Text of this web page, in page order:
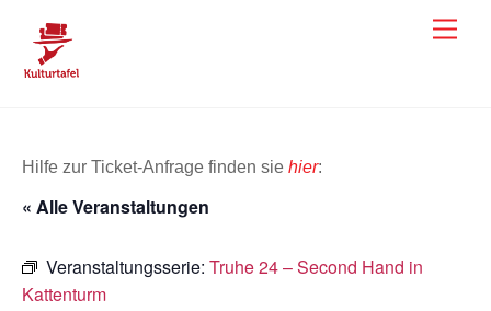
content
Hilfe zur Ticket-Anfrage finden sie hier:
« Alle Veranstaltungen
Veranstaltungsserie: Truhe 24 – Second Hand in
Kattenturm